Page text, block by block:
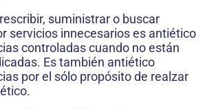
suministrar o buscar
servicios innecesarios es antiético
controladas cuando no están
Es también antiético
por el sólo propósito de realzar